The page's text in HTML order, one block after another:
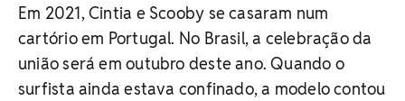
Em 2021, Cintia e Scooby se casaram num
cartório em Portugal. No Brasil, a celebração da
união será em outubro deste ano. Quando o
surfista ainda estava confinado, a modelo contou